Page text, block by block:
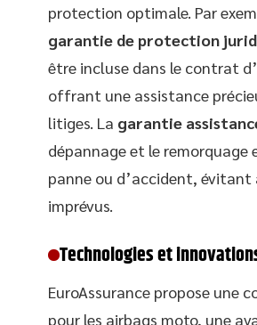
protection optimale. Par
garantie de protection
être incluse dans le contrat
offrant une assistance
litiges. La garantie
dépannage et le remorquage
panne ou d’accident, évitant
imprévus.
Technologies et
EuroAssurance propose une
pour les airbags moto, une